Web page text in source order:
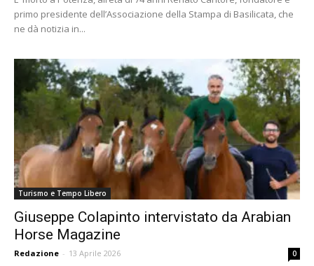
primo presidente dell’Associazione della Stampa di Basilicata, che
ne dà notizia in...
Turismo e Tempo Libero
Giuseppe Colapinto intervistato da Arabian
Horse Magazine
Redazione - 13 Aprile 2026 0